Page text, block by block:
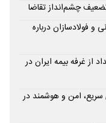
چشم‌انداز تقاضا
فولادسازان درباره
از غرفه بیمه ایران در
سریع، امن و هوشمند در